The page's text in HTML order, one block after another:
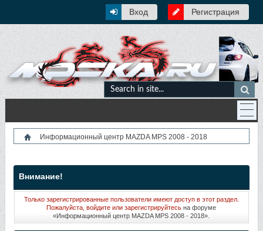
Вход Регистрация
Информационный центр MAZDA MPS 2008 - 2018
Внимание!
Только зарегистрированные пользователи имеют доступ в этот раздел.
Пожалуйста, войдите илизарегистрируйтесь на форуме
«Информационный центр MAZDA MPS 2008 - 2018».